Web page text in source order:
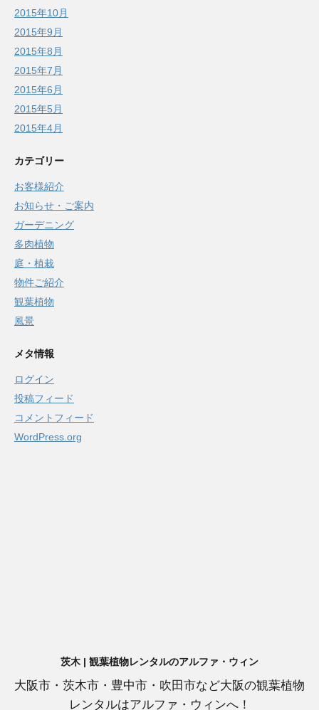
2015年10月
2015年9月
2015年8月
2015年7月
2015年6月
2015年5月
2015年4月
カテゴリー
お客様紹介
お知らせ・ご案内
ガーデニング
多肉植物
庭・植栽
物件ご紹介
観葉植物
風景
メタ情報
ログイン
投稿フィード
コメントフィード
WordPress.org
茨木 | 観葉植物レンタルのアルファ・ウィン
大阪市・茨木市・豊中市・吹田市など大阪の観葉植物
レンタルはアルファ・ウィンへ！